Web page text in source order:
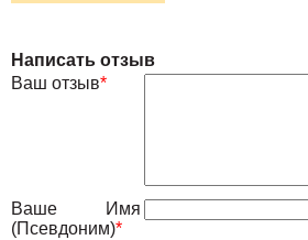
Написать отзыв
Ваш отзыв*
Ваше Имя
(Псевдоним)*